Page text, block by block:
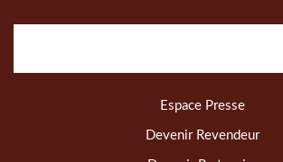
Espace Presse
Devenir Revendeur